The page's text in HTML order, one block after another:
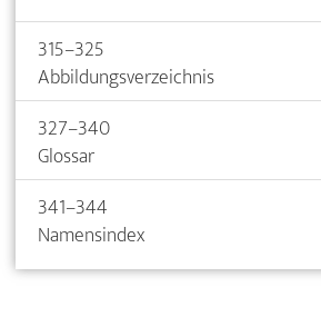
315–325
Abbildungsverzeichnis
327–340
Glossar
341–344
Namensindex